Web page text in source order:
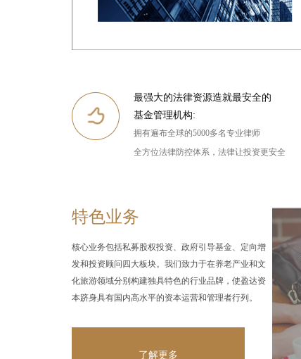
最强大的法律资源造就最安全的
基金管理机构:
拥有遍布全球的5000多名专业律师
全方位法律防控体系，法律让投资更安全
特色业务
核心业务包括私募股权投资、政府引导基金、定向增
发和投资顾问四大板块。我们致力于在养老产业和文
化旅游领域分别构建独具特色的行业品牌，使盈达资
本跻身具有国内高水平的资本运营和管理者行列。
了解更多